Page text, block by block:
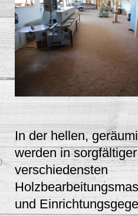
In der hellen,
werden in
verschiedensten
und